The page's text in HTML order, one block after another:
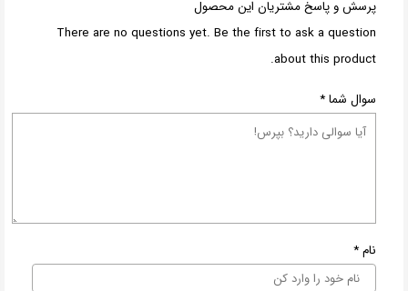
پرسش و پاسخ مشتریان این محصول
There are no questions yet. Be the first to ask a question
about this product.
سوال شما*
نام*